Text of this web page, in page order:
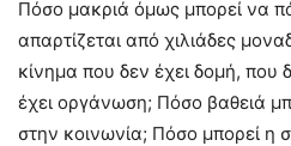
Πόσο μακριά όμως μπορεί να
απαρτίζεται από χιλιάδες
κίνημα που δεν έχει δομή, που
έχει οργάνωση; Πόσο βαθειά
στην κοινωνία; Πόσο μπορεί η